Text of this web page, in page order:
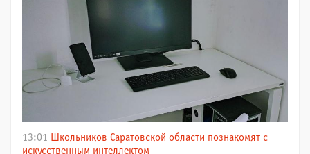
13:01
Школьников Саратовской области познакомят с
искусственным интеллектом